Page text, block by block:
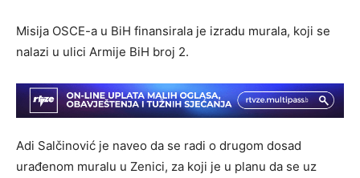
Misija OSCE-a u BiH finansirala je izradu murala, koji se
nalazi u ulici Armije BiH broj 2.
Adi Salčinović je naveo da se radi o drugom dosad
urađenom muralu u Zenici, za koji je u planu da se uz